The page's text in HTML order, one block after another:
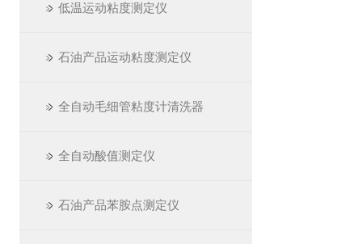
低温运动粘度测定仪
石油产品运动粘度测定仪
全自动毛细管粘度计清洗器
全自动酸值测定仪
石油产品苯胺点测定仪